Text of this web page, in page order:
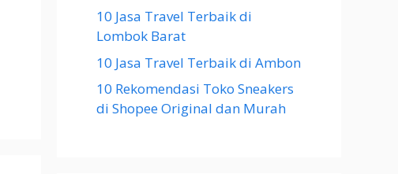
10 Jasa Travel Terbaik di
Lombok Barat
10 Jasa Travel Terbaik di Ambon
10 Rekomendasi Toko Sneakers
di Shopee Original dan Murah